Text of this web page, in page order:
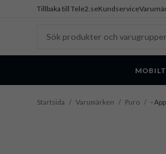
Tillbaka till Tele2.seKundservice
Startsida / Varumärken / Puro / -